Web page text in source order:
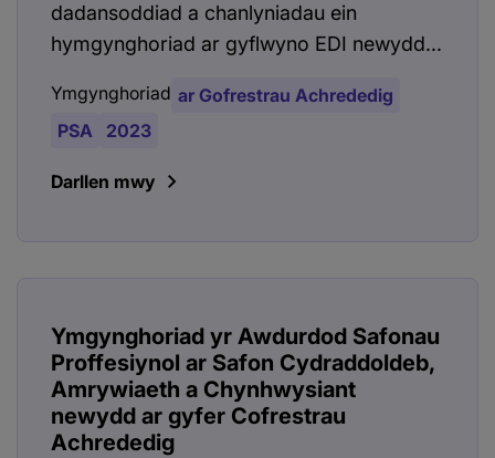
dadansoddiad a chanlyniadau ein
hymgynghoriad ar gyflwyno EDI newydd...
Ymgynghoriad ar Gofrestrau Achrededig
PSA
2023
Darllen mwy
Ymgynghoriad yr Awdurdod Safonau
Proffesiynol ar Safon Cydraddoldeb,
Amrywiaeth a Chynhwysiant
newydd ar gyfer Cofrestrau
Achrededig